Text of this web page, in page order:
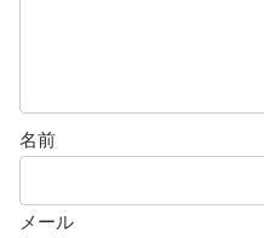
名前
メール